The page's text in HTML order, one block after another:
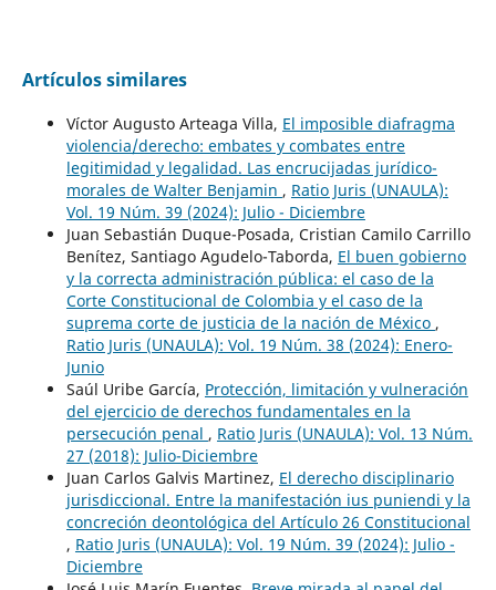
Artículos similares
Víctor Augusto Arteaga Villa, El imposible diafragma
violencia/derecho: embates y combates entre
legitimidad y legalidad. Las encrucijadas jurídico-
morales de Walter Benjamin , Ratio Juris (UNAULA):
Vol. 19 Núm. 39 (2024): Julio - Diciembre
Juan Sebastián Duque-Posada, Cristian Camilo Carrillo
Benítez, Santiago Agudelo-Taborda, El buen gobierno
y la correcta administración pública: el caso de la
Corte Constitucional de Colombia y el caso de la
suprema corte de justicia de la nación de México ,
Ratio Juris (UNAULA): Vol. 19 Núm. 38 (2024): Enero-
Junio
Saúl Uribe García, Protección, limitación y vulneración
del ejercicio de derechos fundamentales en la
persecución penal , Ratio Juris (UNAULA): Vol. 13 Núm.
27 (2018): Julio-Diciembre
Juan Carlos Galvis Martinez, El derecho disciplinario
jurisdiccional. Entre la manifestación ius puniendi y la
concreción deontológica del Artículo 26 Constitucional
, Ratio Juris (UNAULA): Vol. 19 Núm. 39 (2024): Julio -
Diciembre